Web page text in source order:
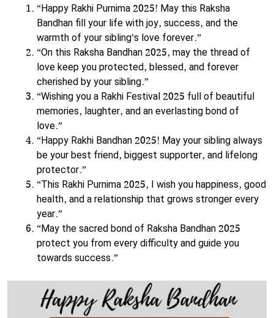
“Happy Rakhi Purnima 2025! May this Raksha
Bandhan fill your life with joy, success, and the
warmth of your sibling’s love forever.”
“On this Raksha Bandhan 2025, may the thread of
love keep you protected, blessed, and forever
cherished by your sibling.”
“Wishing you a Rakhi Festival 2025 full of beautiful
memories, laughter, and an everlasting bond of
love.”
“Happy Rakhi Bandhan 2025! May your sibling always
be your best friend, biggest supporter, and lifelong
protector.”
“This Rakhi Purnima 2025, I wish you happiness, good
health, and a relationship that grows stronger every
year.”
“May the sacred bond of Raksha Bandhan 2025
protect you from every difficulty and guide you
towards success.”